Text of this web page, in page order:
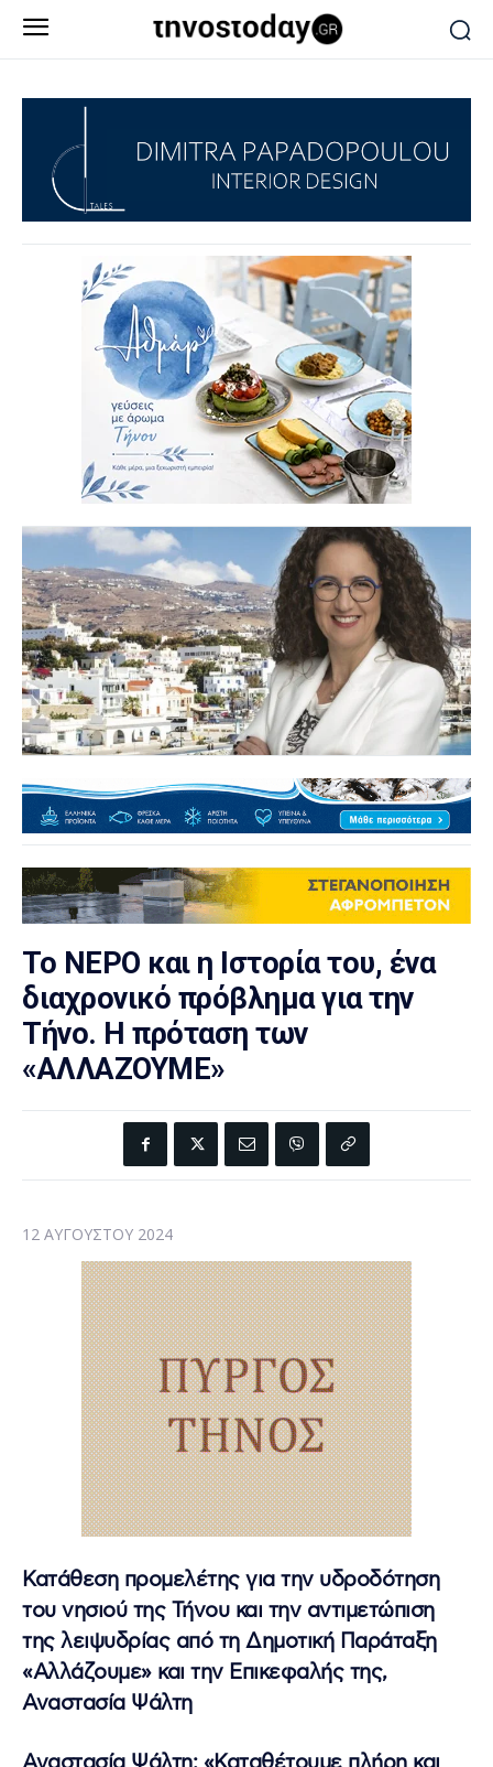
Το ΝΕΡΟ και η Ιστορία του, ένα
διαχρονικό πρόβλημα για την
Τήνο. Η πρόταση των
«ΑΛΛΑΖΟΥΜΕ»
12 ΑΥΓΟΎΣΤΟΥ 2024
Κατάθεση προμελέτης για την υδροδότηση
του νησιού της Τήνου και την αντιμετώπιση
της λειψυδρίας από τη Δημοτική Παράταξη
«Αλλάζουμε» και την Επικεφαλής της,
Αναστασία Ψάλτη